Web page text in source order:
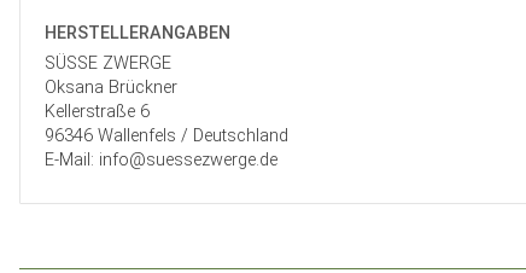
HERSTELLER­ANGABEN
SÜSSE ZWERGE
Oksana Brückner
Kellerstraße 6
96346 Wallenfels / Deutschland
E-Mail: info@suessezwerge.de